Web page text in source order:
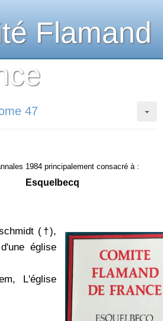
Flamand
47
1984 principalement consacré à :
Esquelbecq
(†),
église
L'église